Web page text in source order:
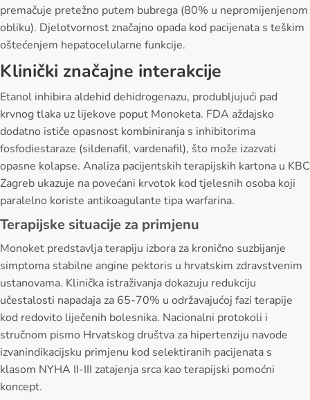
premačuje pretežno putem bubrega (80% u nepromijenjenom
obliku). Djelotvornost značajno opada kod pacijenata s teškim
oštećenjem hepatocelularne funkcije.
Klinički značajne interakcije
Etanol inhibira aldehid dehidrogenazu, produbljujući pad
krvnog tlaka uz lijekove poput Monoketa. FDA aždajsko
dodatno ističe opasnost kombiniranja s inhibitorima
fosfodiestaraze (sildenafil, vardenafil), što može izazvati
opasne kolapse. Analiza pacijentskih terapijskih kartona u KBC
Zagreb ukazuje na povećani krvotok kod tjelesnih osoba koji
paralelno koriste antikoagulante tipa warfarina.
Terapijske situacije za primjenu
Monoket predstavlja terapiju izbora za kronično suzbijanje
simptoma stabilne angine pektoris u hrvatskim zdravstvenim
ustanovama. Klinička istraživanja dokazuju redukciju
učestalosti napadaja za 65-70% u održavajućoj fazi terapije
kod redovito liječenih bolesnika. Nacionalni protokoli i
stručnom pismo Hrvatskog društva za hipertenziju navode
izvanindikacijsku primjenu kod selektiranih pacijenata s
klasom NYHA II-III zatajenja srca kao terapijski pomoćni
koncept.